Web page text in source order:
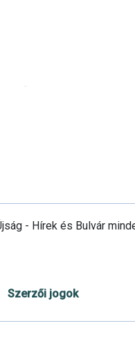
- Hírek és Bulvár
Szerzői jogok